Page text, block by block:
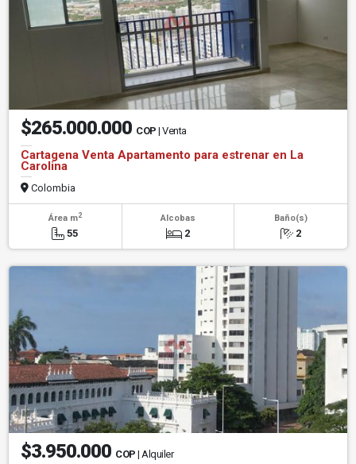
$265.000.000 COP | Venta
Cartagena Venta Apartamento para estrenar en La
Carolina
Colombia
Área m2
55
Alcobas
2
Baño(s)
2
$3.950.000 COP | Alquiler